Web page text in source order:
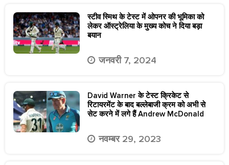
स्टीव स्मिथ के टेस्ट में ओपनर की भूमिका को
लेकर ऑस्ट्रेलिया के मुख्य कोच ने दिया बड़ा
बयान
जनवरी 7, 2024
David Warner के टेस्ट क्रिकेट से
रिटायरमेंट के बाद बल्लेबाजी क्रम को अभी से
सेट करने में लगे हैं Andrew McDonald
नवम्बर 29, 2023